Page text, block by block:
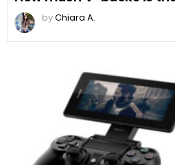
byChiara A.